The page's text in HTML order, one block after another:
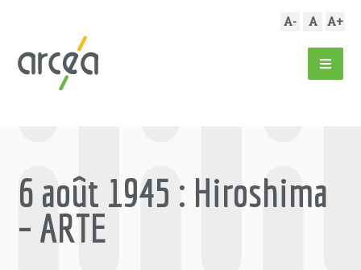
A- A A+
6 août 1945 : Hiroshima
– ARTE